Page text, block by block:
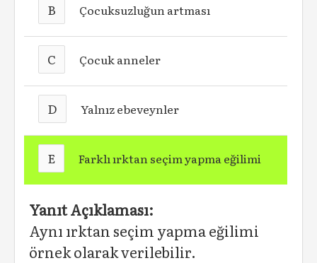
B Çocuksuzluğun artması
C Çocuk anneler
D Yalnız ebeveynler
E Farklı ırktan seçim yapma eğilimi
Yanıt Açıklaması:
Aynı ırktan seçim yapma eğilimi
örnek olarak verilebilir.